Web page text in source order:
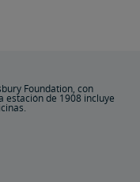
Foundation, con
estación de 1908 incluye